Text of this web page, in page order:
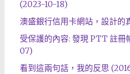
(2023-10-18)
澳盛銀行信用卡網站，設計的
受保護的內容: 發現 PTT 註冊
07)
看到這兩句話，我的反思